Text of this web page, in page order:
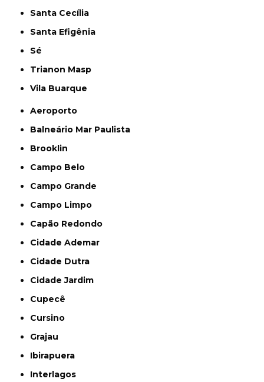
Santa Cecília
Santa Efigênia
Sé
Trianon Masp
Vila Buarque
Aeroporto
Balneário Mar Paulista
Brooklin
Campo Belo
Campo Grande
Campo Limpo
Capão Redondo
Cidade Ademar
Cidade Dutra
Cidade Jardim
Cupecê
Cursino
Grajau
Ibirapuera
Interlagos